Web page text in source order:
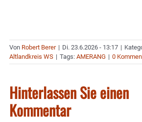
Von Robert Berer | Di. 23.6.2026 - 13:17 |
Altlandkreis WS | Tags: AMERANG | 0
Hinterlassen Sie einen
Kommentar